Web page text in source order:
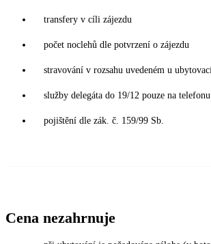
transfery v cíli zájezdu
počet noclehů dle potvrzení o zájezdu
stravování v rozsahu uvedeném u
služby delegáta do 19/12 pouze na telefonu
pojištění dle zák. č. 159/99 Sb.
Cena nezahrnuje